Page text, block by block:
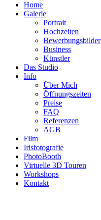
Home
Galerie
Portrait
Hochzeiten
Bewerbungsbilder
Business
Künstler
Das Studio
Info
Über Mich
Öffnungszeiten
Preise
FAQ
Referenzen
AGB
Film
Irisfotografie
PhotoBooth
Virtuelle 3D Touren
Workshops
Kontakt